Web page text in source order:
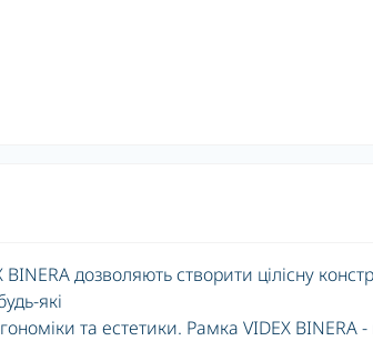
дозволяють створити цілісну
які
та естетики. Рамка VIDEX BINERA